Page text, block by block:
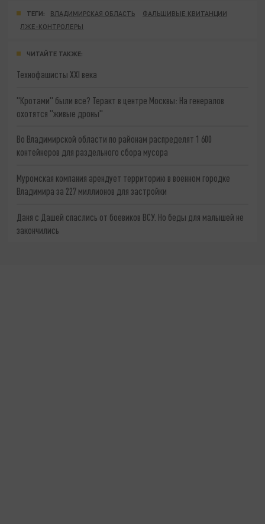
ТЕГИ: ВЛАДИМИРСКАЯ ОБЛАСТЬ
ФАЛЬШИВЫЕ КВИТАНЦИИ
ЛЖЕ-КОНТРОЛЕРЫ
ЧИТАЙТЕ ТАКЖЕ:
Технофашисты XXI века
"Кротами" были все? Теракт в центре Москвы: На генералов
охотятся "живые дроны"
Во Владимирской области по районам распределят 1 600
контейнеров для раздельного сбора мусора
Муромская компания арендует территорию в военном городке
Владимира за 227 миллионов для застройки
Даня с Дашей спаслись от боевиков ВСУ. Но беды для малышей не
закончились